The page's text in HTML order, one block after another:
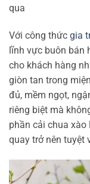
qua
Với công thức gia
lĩnh vực buôn bán
cho khách hàng
giòn tan trong
đủ, mềm ngọt,
riêng biệt mà
phần cải chua xào
quay trở nên tuyệt